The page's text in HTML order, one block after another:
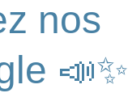
nos
📣✨